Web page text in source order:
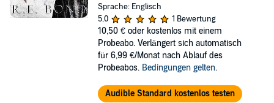
Sprache: Englisch
5,0
1 Bewertung
10,50 € oder kostenlos mit einem
Probeabo. Verlängert sich automatisch
für 6,99 €/Monat nach Ablauf des
Probeabos. Bedingungen gelten.
Audible Standard kostenlos testen